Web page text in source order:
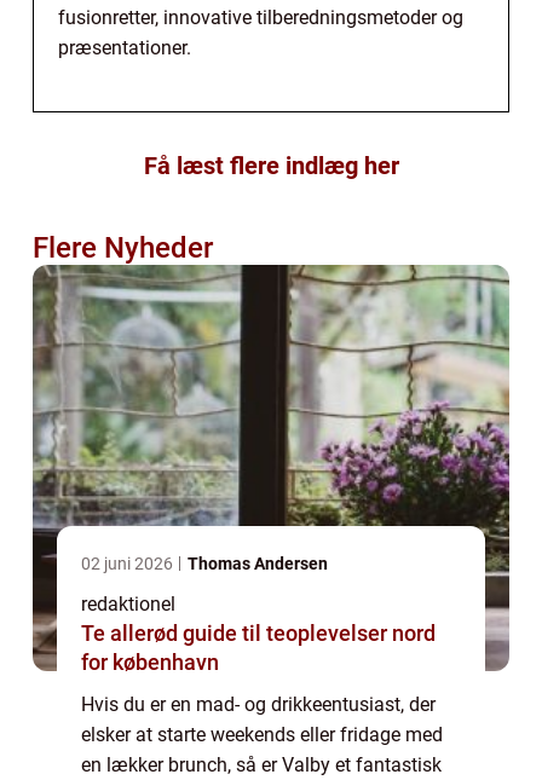
fusionretter, innovative tilberedningsmetoder og
præsentationer.
Få læst flere indlæg her
Flere Nyheder
02 juni 2026 Thomas Andersen
redaktionel
Te allerød guide til teoplevelser nord
for københavn
Hvis du er en mad- og drikkeentusiast, der
elsker at starte weekends eller fridage med
en lækker brunch, så er Valby et fantastisk